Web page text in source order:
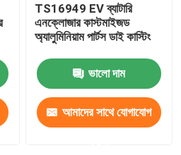
TS16949 EV ব্যাটারি
এনক্লোজার কাস্টমাইজড
অ্যালুমিনিয়াম পার্টস ডাই কাস্টিং
ভালো দাম
আমাদের সাথে যোগাযোগ